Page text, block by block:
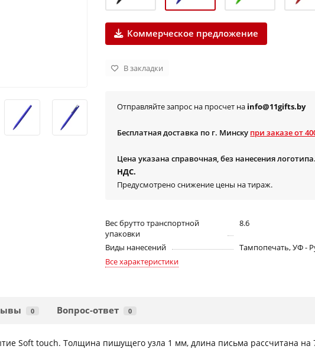
Коммерческое предложение
В закладки
Отправляйте запрос на просчет на info@11gifts.by
Бесплатная доставка по г. Минску при заказе от
Цена указана справочная, без нанесения логотипа.
НДС.
Предусмотрено снижение цены на тираж.
Вес брутто транспортной
упаковки
8.6
Виды нанесений
Тампопечать, УФ -
Все характеристики
0 Вопрос-ответ 0
Soft touch. Толщина пишущего узла 1 мм, длина письма рассчитана на